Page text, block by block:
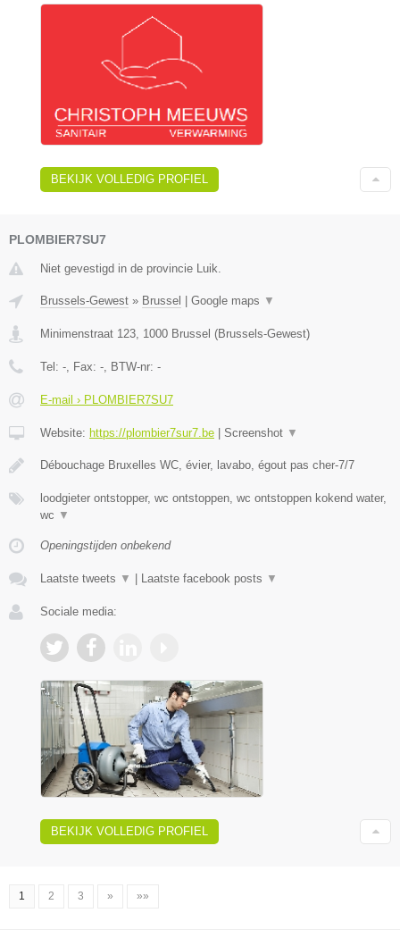
BEKIJK VOLLEDIG PROFIEL
PLOMBIER7SU7
Niet gevestigd in de provincie Luik.
Brussels-Gewest » Brussel Google maps ▼
Minimenstraat 123 1000 Brussel (Brussels-Gewest)
Tel: - , Fax: - , BTW-nr: -
E-mail › PLOMBIER7SU7
Website: https://plombier7sur7.be Screenshot ▼
Débouchage Bruxelles WC, évier, lavabo, égout pas cher-7/7
loodgieter ontstopper, wc ontstoppen, wc ontstoppen kokend water,
wc ▼
Openingstijden onbekend
Laatste tweets ▼ Laatste facebook posts ▼
Sociale media:
BEKIJK VOLLEDIG PROFIEL
1 2 3 » »»